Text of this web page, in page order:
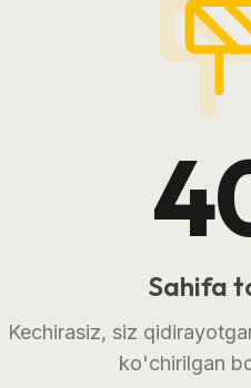
Sahifa
Kechirasiz, siz
ko'chirilgan